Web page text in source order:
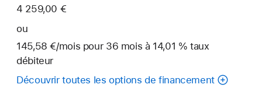
4 259,00 €
ou
145,58 €/mois par
pour 36 mois mois
à 14,01 % taux
débiteur
Découvrir toutes les options de financement